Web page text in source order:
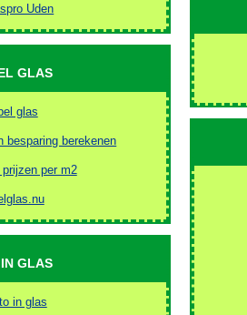
Uden
GLAS
glas
besparing berekenen
per m2
GLAS
in glas